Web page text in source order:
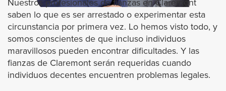
Artesia
Alhambra
Avalon
Nuestros profesionales de fianzas en Claremont
saben lo que es ser arrestado o experimentar esta
circunstancia por primera vez. Lo hemos visto todo, y
somos conscientes de que incluso individuos
maravillosos pueden encontrar dificultades. Y las
fianzas de Claremont serán requeridas cuando
individuos decentes encuentren problemas legales.